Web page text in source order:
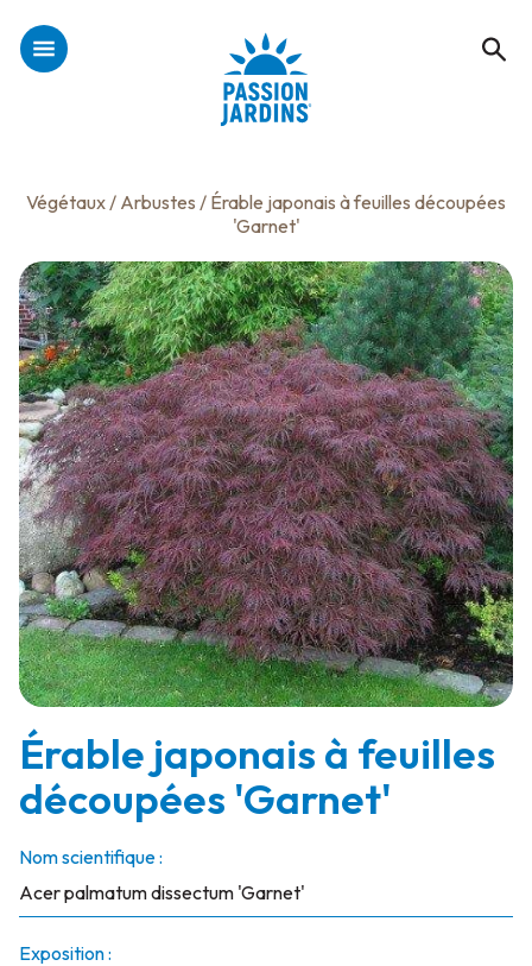
Végétaux/ Arbustes / Érable japonais à feuilles découpées
'Garnet'
Érable japonais à feuilles
découpées 'Garnet'
Nom scientifique :
Acer palmatum dissectum 'Garnet'
Exposition :